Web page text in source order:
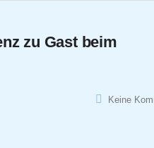
zu Gast beim
Keine